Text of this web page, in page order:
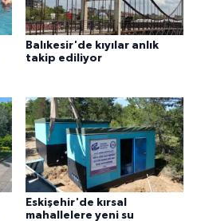
Balıkesir'de kıyılar anlık
takip ediliyor
Eskişehir'de kırsal
mahallelere yeni su